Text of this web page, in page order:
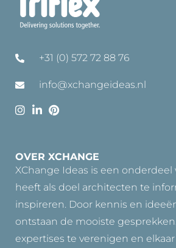
+31 (0) 572 72 88 76
info@xchangeideas.nl
OVER XCHANGE
XChange Ideas is een onderdeel
heeft als doel architecten te
inspireren. Door kennis en
ontstaan de mooiste
expertises te verenigen en